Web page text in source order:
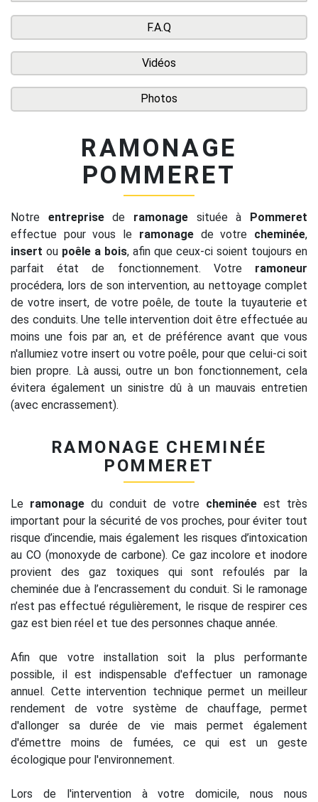
F.A.Q
Vidéos
Photos
RAMONAGE
POMMERET
Notre entreprisede ramonage située à
Pommeret
effectue pour vous le ramonagede votre cheminée,
insert ou poêle a bois, afin que ceux-ci soient toujours en
parfait état de fonctionnement. Votre ramoneur
procédera, lors de son intervention, au nettoyage complet
de votre insert, de votre poêle, de toute la tuyauterie et
des conduits. Une telle intervention doit être effectuée au
moins une fois par an, et de préférence avant que vous
n'allumiez votre insert ou votre poêle, pour que celui-ci soit
bien propre. Là aussi, outre un bon fonctionnement, cela
évitera également un sinistre dû à un mauvais entretien
(avec encrassement).
RAMONAGE CHEMINÉE
POMMERET
Le ramonage du conduit de votre cheminée est très
important pour la sécurité de vos proches, pour éviter tout
risque d’incendie, mais également les risques d’intoxication
au CO (monoxyde de carbone). Ce gaz incolore et inodore
provient des gaz toxiques qui sont refoulés par la
cheminée due à l’encrassement du conduit. Si le ramonage
n’est pas effectué régulièrement, le risque de respirer ces
gaz est bien réel et tue des personnes chaque année.
Afin que votre installation soit la plus performante
possible, il est indispensable d'effectuer un ramonage
annuel. Cette intervention technique permet un meilleur
rendement de votre système de chauffage, permet
d'allonger sa durée de vie mais permet également
d'émettre moins de fumées, ce qui est un geste
écologique pour l'environnement.
Lors de l'intervention à votre domicile, nous nous